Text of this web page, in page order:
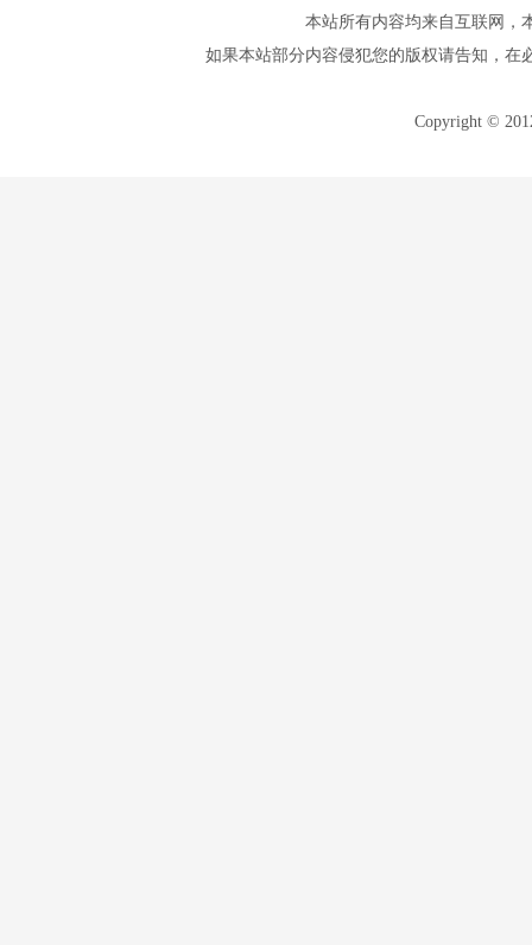
本站所有内容均来自互联网，
如果本站部分内容侵犯您的版权请告知，在
Copyright ©